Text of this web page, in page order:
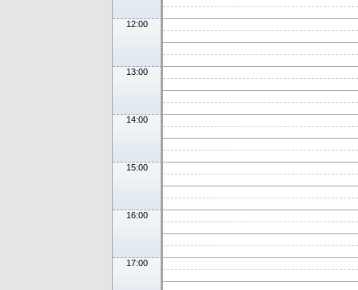
12:00
13:00
14:00
15:00
16:00
17:00